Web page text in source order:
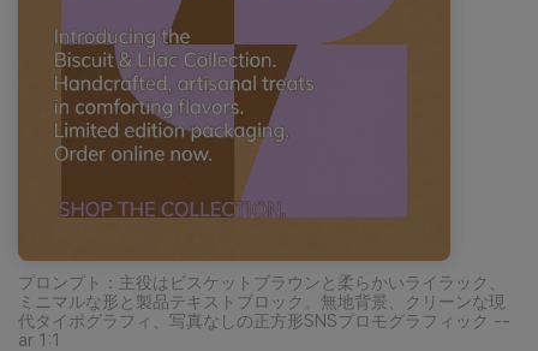
プロンプト：主役はビスケットブラウンと柔らかいライラック、
ミニマルな形と製品テキストブロック。無地背景、クリーンな現
代タイポグラフィ、写真なしの正方形SNSプロモグラフィック --
ar 1:1